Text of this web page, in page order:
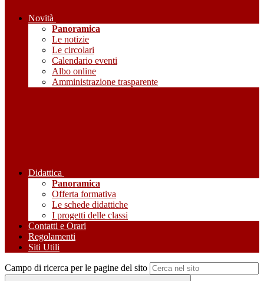
Novità
Panoramica
Le notizie
Le circolari
Calendario eventi
Albo online
Amministrazione trasparente
Didattica
Panoramica
Offerta formativa
Le schede didattiche
I progetti delle classi
Contatti e Orari
Regolamenti
Siti Utili
Campo di ricerca per le pagine del sito